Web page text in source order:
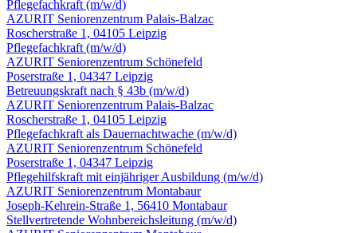
Pflegefachkraft (m/w/d)
AZURIT Seniorenzentrum Palais-Balzac
Roscherstraße 1, 04105 Leipzig
Pflegefachkraft (m/w/d)
AZURIT Seniorenzentrum Schönefeld
Poserstraße 1, 04347 Leipzig
Betreuungskraft nach § 43b (m/w/d)
AZURIT Seniorenzentrum Palais-Balzac
Roscherstraße 1, 04105 Leipzig
Pflegefachkraft als Dauernachtwache (m/w/d)
AZURIT Seniorenzentrum Schönefeld
Poserstraße 1, 04347 Leipzig
Pflegehilfskraft mit einjähriger Ausbildung (m/w/d)
AZURIT Seniorenzentrum Montabaur
Joseph-Kehrein-Straße 1, 56410 Montabaur
Stellvertretende Wohnbereichsleitung (m/w/d)